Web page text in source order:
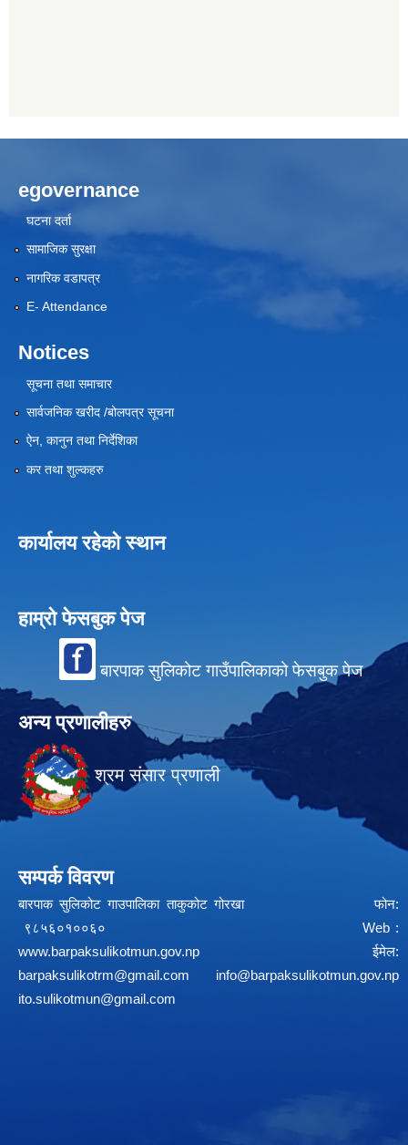
egovernance
घटना दर्ता
सामाजिक सुरक्षा
नागरिक वडापत्र
E- Attendance
Notices
सूचना तथा समाचार
सार्वजनिक खरीद /बोलपत्र सूचना
ऐन, कानुन तथा निर्देशिका
कर तथा शुल्कहरु
कार्यालय रहेको स्थान
हाम्रो फेसबुक पेज
बारपाक सुलिकोट गाउँपालिकाको फेसबुक पेज
अन्य प्रणालीहरु
श्रम संसार प्रणाली
सम्पर्क विवरण
बारपाक सुलिकोट गाउपालिका ताकुकोट गोरखा फोन:
९८५६०१००६० Web :
www.barpaksulikotmun.gov.np
ईमेल:
barpaksulikotrm@gmail.com
info@barpaksulikotmun.gov.np
ito.sulikotmun@gmail.com